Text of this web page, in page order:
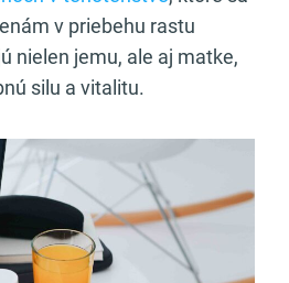
v priebehu rastu
nielen jemu, ale aj matke,
silu a vitalitu.